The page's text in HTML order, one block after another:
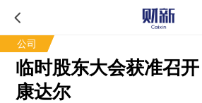
公司
临时股东大会获准召
康达尔